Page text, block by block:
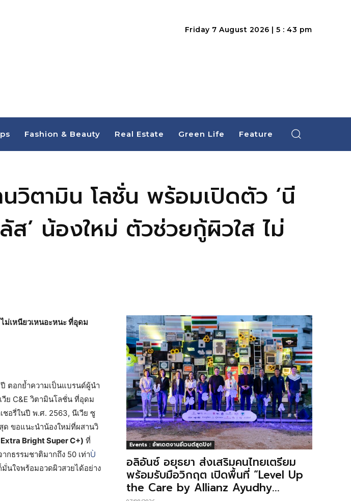
Friday 7 August 2026 | 5 : 43 pm
Fashion & Beauty Real Estate Green Life Feature
วิตามิน โลชั่น พร้อมเปิดตัว ‘นี
ส’ น้องใหม่ ตัวช่วยกู้ผิวใส ไม่
ม่เหนียวเหนอะหนะ ที่อุดม
ตอกย้ำความเป็นแบรนด์ผู้นำ
วีย C&E วิตามินโลชั่น ที่อุดม
อรี่ในปี พ.ศ. 2563, นีเวีย ซู
ด ขอแนะนำน้องใหม่ที่ผสานวิ
Extra Bright Super C+) ที่
กธรรมชาติมากถึง 50 เท่าÙ
นใจพร้อมอวดผิวสวยได้อย่าง
Events : อัพเดตงานอีเวนต์สุดปัง!
อลิอันซ์ อยุธยา ส่งเสริมคนไทยเตรียม
พร้อมรับมือวิกฤต เปิดพื้นที่ “Level Up
the Care by Allianz Ayudhy...